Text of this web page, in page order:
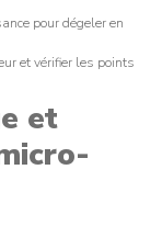
pour dégeler en
et vérifier les points
et